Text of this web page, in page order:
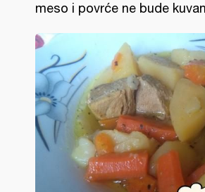
meso i povrće ne bude